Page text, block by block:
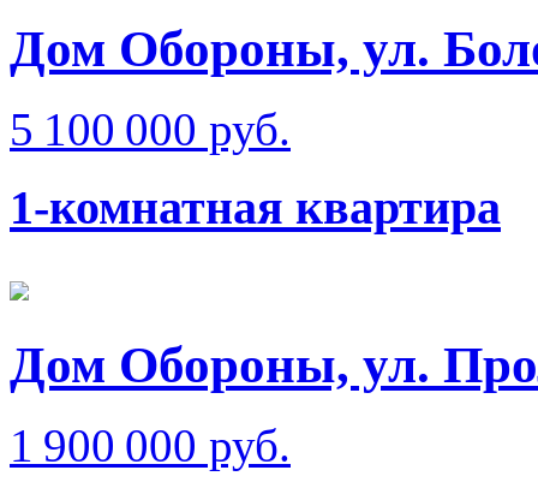
Дом Обороны, ул.
5 100 000 руб.
1-комнатная квартира
Дом Обороны, ул.
1 900 000 руб.